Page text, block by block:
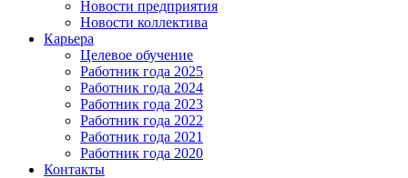
Новости предприятия
Новости коллектива
Карьера
Целевое обучение
Работник года 2025
Работник года 2024
Работник года 2023
Работник года 2022
Работник года 2021
Работник года 2020
Контакты